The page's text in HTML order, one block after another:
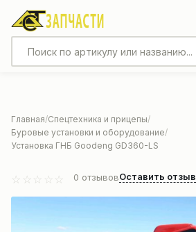
Главная Спецтехника и прицепы
Буровые установки и оборудование
Установка ГНБ Goodeng GD360-LS
0 отзывовОставить отзыв